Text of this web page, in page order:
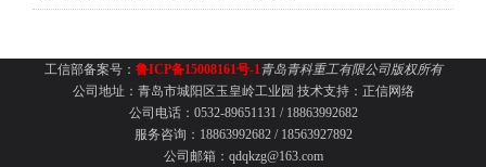
工信部备案号： 鲁ICP备15008161号-1青岛青科重工有限公司版权所有
公司地址：青岛市城阳区玉皇岭工业园 技术支持： 正信网络
公司电话：0532-89651131 / 18863992682
服务咨询：18863992682 / 18563927892
公司邮箱：qdqkzg@163.com